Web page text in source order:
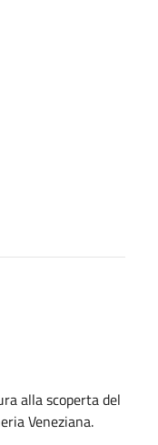
alla scoperta del
Veneziana.